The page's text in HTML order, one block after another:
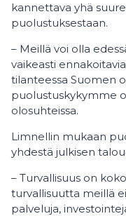
kannettava yhä
puolustuksestaan.
– Meillä voi olla
vaikeasti
tilanteessa Suomen
puolustuskykymme
olosuhteissa.
Limnellin mukaan
yhdestä julkisen
– Turvallisuus on
turvallisuutta meillä
palveluja,